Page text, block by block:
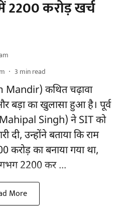
2200 करोड़ खर्च
3 min read
Mandir) कथित चढ़ावा
बड़ा का खुलासा हुआ है। पूर्व
Singh) ने SIT को
दी, उन्होंने बताया कि राम
करोड़ का बनाया गया था,
2200 कर ...
More